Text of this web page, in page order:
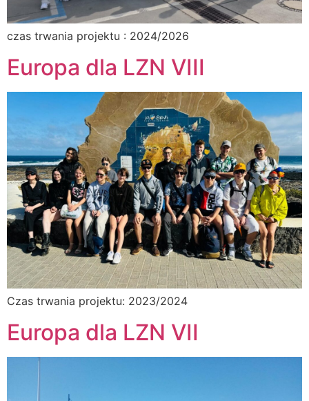
czas trwania projektu : 2024/2026
Europa dla LZN VIII
Czas trwania projektu: 2023/2024
Europa dla LZN VII